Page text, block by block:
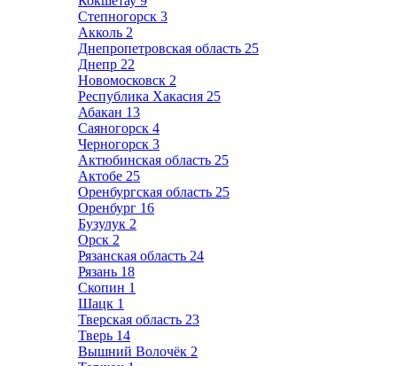
Степногорск 3
Акколь 2
Днепропетровская область 25
Днепр 22
Новомосковск 2
Республика Хакасия 25
Абакан 13
Саяногорск 4
Черногорск 3
Актюбинская область 25
Актобе 25
Оренбургская область 25
Оренбург 16
Бузулук 2
Орск 2
Рязанская область 24
Рязань 18
Скопин 1
Шацк 1
Тверская область 23
Тверь 14
Вышний Волочёк 2